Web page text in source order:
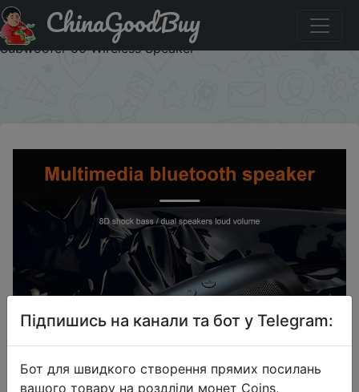
Знижка на Bluetooth Speaker Dual Speaker Stereo
Outdoor Tfusb Playback Fm Voice Broadcasting Portable
Subwoofer 50 Wireless Speaker
ChinaGoodBuy
Підпишись на канали та бот у Telegram:
Бот для швидкого створення прямих посилань
вашого товару на роздліли монет Coins,